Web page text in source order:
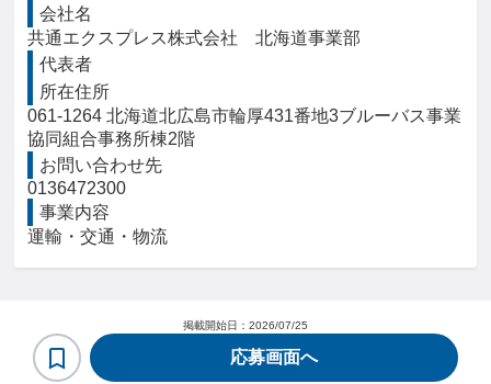
会社名
共通エクスプレス株式会社　北海道事業部
代表者
所在住所
061-1264 北海道北広島市輪厚431番地3ブルーバス事業
協同組合事務所棟2階
お問い合わせ先
0136472300
事業内容
運輸・交通・物流
掲載開始日： 2026/07/25
応募画面へ